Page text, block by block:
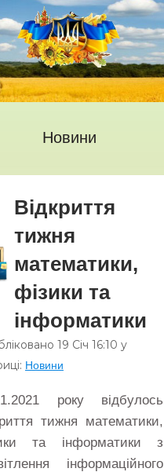
Новини
Відкриття
тижня
математики,
фізики та
інформатики
19 Січ 16:10 у
Новини
року відбулось
тижня математики,
та інформатики з
інформаційного